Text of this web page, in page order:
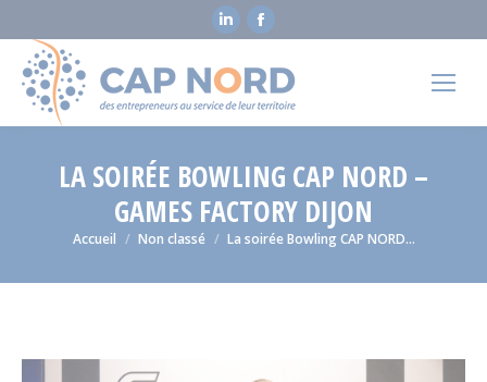
La
page
LinkedIn
s'ouvre
dans
une
nouvelle
fenêtre
La
page
Facebook
s'ouvre
dans
une
nouvelle
fenêtre
LA SOIRÉE BOWLING CAP NORD –
GAMES FACTORY DIJON
Vous êtes ici :
Accueil Non classé La soirée Bowling CAP NORD…